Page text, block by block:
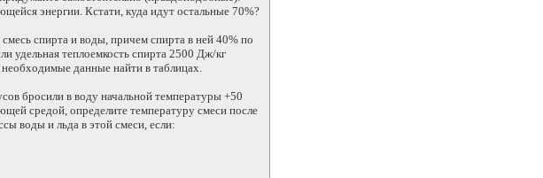
энергии. Кстати, куда идут остальные 70%?
спирта и воды, причем спирта в ней 40% по
удельная теплоемкость спирта 2500 Дж/кг
данные найти в таблицах.
бросили в воду начальной температуры +50
средой, определите температуру смеси после
воды и льда в этой смеси, если: